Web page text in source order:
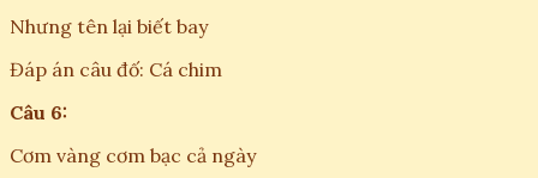
Nhưng tên lại biết bay
Đáp án câu đố: Cá chim
Câu 6:
Cơm vàng cơm bạc cả ngày